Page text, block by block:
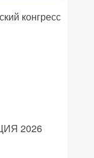
конгресс
2026